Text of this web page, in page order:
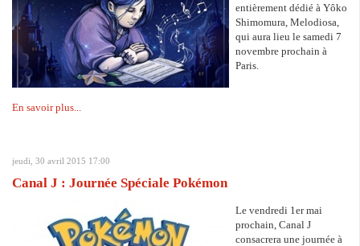
entièrement dédié à Yôko
Shimomura, Melodiosa,
qui aura lieu le samedi 7
novembre prochain à
Paris.
En savoir plus...
jeudi, 30 avril 2015 17:00
Canal J : Journée Spéciale Pokémon
Le vendredi 1er mai
prochain, Canal J
consacrera une journée à